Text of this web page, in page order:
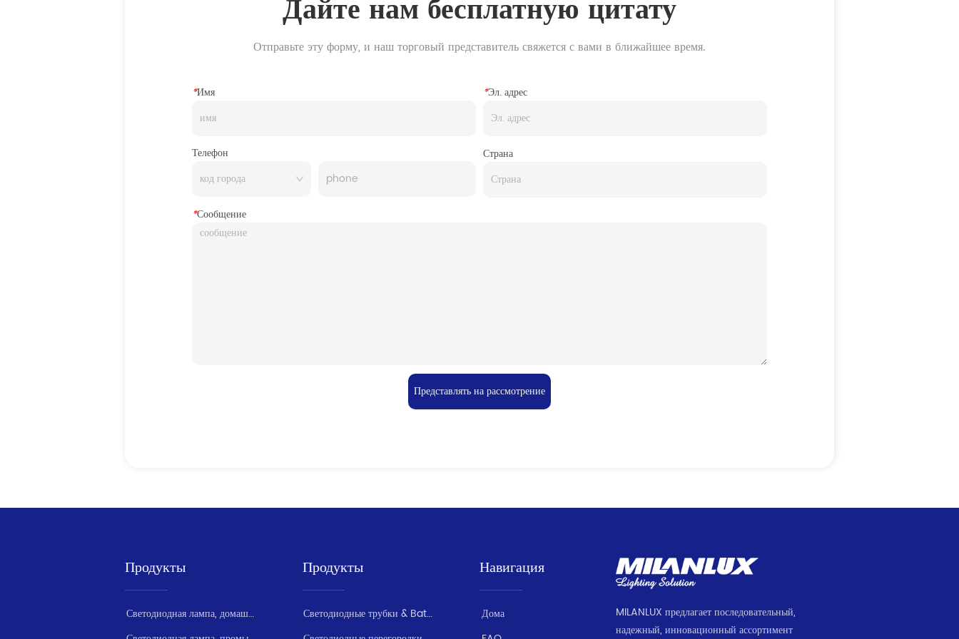
Дайте нам бесплатную цитату
Отправьте эту форму, и наш торговый представитель свяжется с вами в ближайшее время.
*Имя *Эл. адрес
Телефон Страна
*Сообщение
Представлять на рассмотрение
Продукты
Светодиодная лампа, домашняя серия
Продукты
Светодиодные трубки & Batten серии
Навигация
Дома
MILANLUX предлагает последовательный,
надежный, инновационный ассортимент